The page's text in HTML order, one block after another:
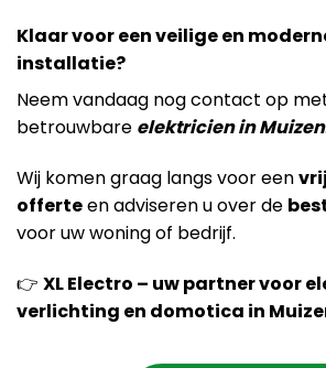
Klaar voor een veilige en
installatie?
Neem vandaag nog contact op
betrouwbare elektricien in Muizen.
Wij komen graag langs voor een
offerteen adviseren u over de
voor uw woning of bedrijf.
👉 XL Electro – uw partner voor
verlichting en domotica in